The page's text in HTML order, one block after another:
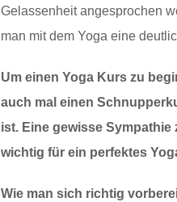
Gelassenheit angesprochen
man mit dem Yoga eine
Um einen Yoga Kurs zu
auch mal einen
ist. Eine gewisse
wichtig für ein perfektes
Wie man sich richtig